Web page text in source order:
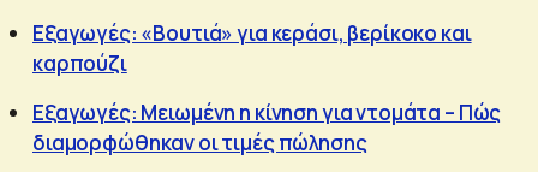
Εξαγωγές: «Βουτιά» για κεράσι, βερίκοκο και
καρπούζι
Εξαγωγές: Μειωμένη η κίνηση για ντομάτα – Πώς
διαμορφώθηκαν οι τιμές πώλησης